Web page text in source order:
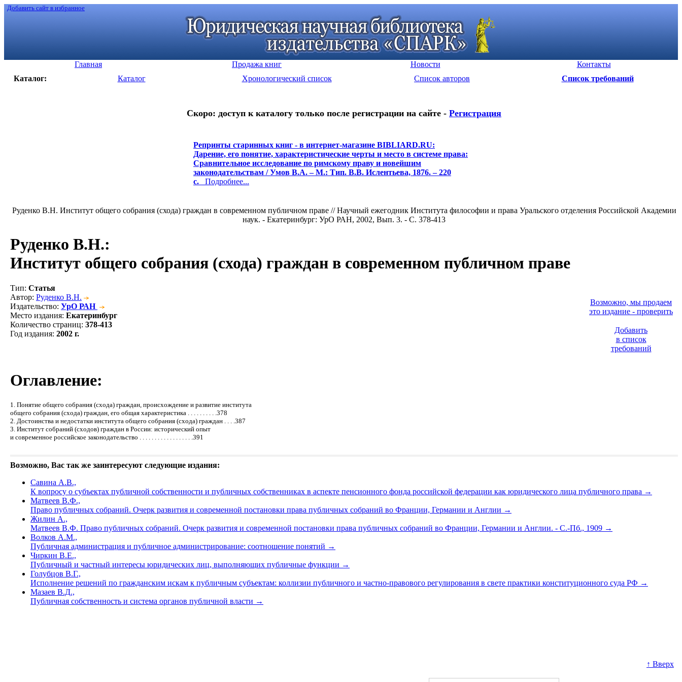
Добавить сайт в избранное
Главная Продажа книг Новости
Контакты
Каталог:
Каталог Хронологический список Список авторов Список требований
Скоро: доступ к каталогу только после регистрации на сайте - Регистрация
Репринты старинных книг - в интернет-магазине BIBLIARD.RU:
Дарение, его понятие, характеристические черты и место в системе права:
Сравнительное исследование по римскому праву и новейшим
законодательствам / Умов В.А. – М.: Тип. В.В. Ислентьева, 1876. – 220
с. Подробнее...
Руденко В.Н. Институт общего собрания (схода) граждан в современном публичном праве // Научный ежегодник Института философии и права Уральского отделения Российской Академии
наук. - Екатеринбург: УрО РАН, 2002, Вып. 3. - С. 378-413
Руденко В.Н.:
Институт общего собрания (схода) граждан в современном публичном праве
Тип: Статья
Автор: Руденко В.Н.
Издательство: УрО РАН
Место издания: Екатеринбург
Количество страниц: 378-413
Год издания: 2002 г.
Возможно, мы продаем
это издание - проверить
Добавить
в список
требований
Оглавление:
1. Понятие общего собрания (схода) граждан, происхождение и развитие института
общего собрания (схода) граждан, его общая характеристика . . . . . . . . . .378
2. Достоинства и недостатки института общего собрания (схода) граждан . . . .387
3. Институт собраний (сходов) граждан в России: исторический опыт
и современное российское законодательство . . . . . . . . . . . . . . . . . .391
Возможно, Вас так же заинтересуют следующие издания:
Савина А.В.,
К вопросу о субъектах публичной собственности и публичных собственниках в аспекте пенсионного фонда российской федерации как юридического лица публичного права →
Матвеев В.Ф.,
Право публичных собраний. Очерк развития и современной постановки права публичных собраний во Франции, Германии и Англии →
Жилин А.,
Матвеев В.Ф. Право публичных собраний. Очерк развития и современной постановки права публичных собраний во Франции, Германии и Англии. - С.-Пб., 1909 →
Волков А.М.,
Публичная администрация и публичное администрирование: соотношение понятий →
Чиркин В.Е.,
Публичный и частный интересы юридических лиц, выполняющих публичные функции →
Голубцов В.Г.,
Исполнение решений по гражданским искам к публичным субъектам: коллизии публичного и частно-правового регулирования в свете практики конституционного суда РФ →
Мазаев В.Д.,
Публичная собственность и система органов публичной власти →
↑ Вверх